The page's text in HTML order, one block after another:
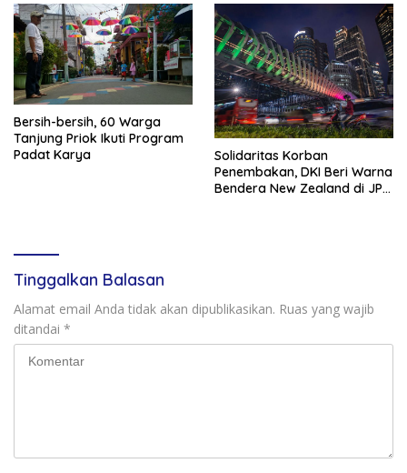
Bersih-bersih, 60 Warga
Tanjung Priok Ikuti Program
Padat Karya
Solidaritas Korban
Penembakan, DKI Beri Warna
Bendera New Zealand di JPO
Tinggalkan Balasan
Alamat email Anda tidak akan dipublikasikan. Ruas yang wajib
ditandai *